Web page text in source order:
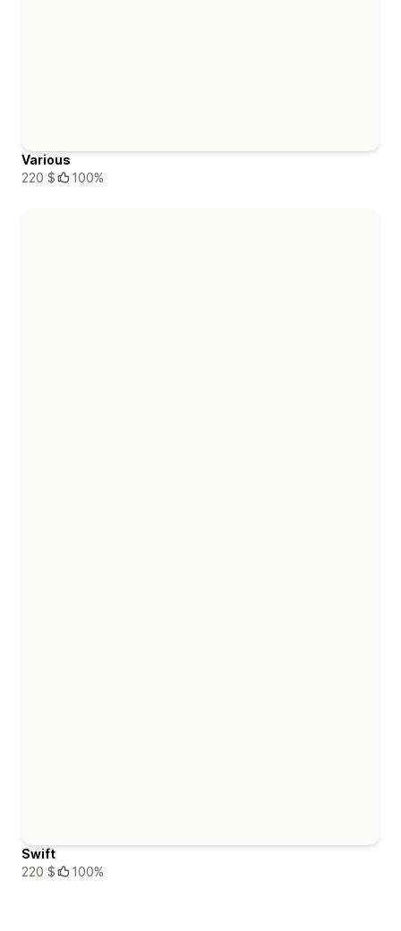
Various
220 $
100%
Swift
220 $
100%